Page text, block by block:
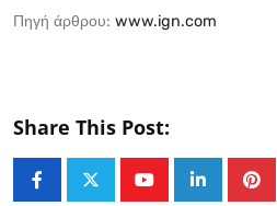
Πηγή άρθρου: www.ign.com
Share This Post:
YoutubeLinkedIn